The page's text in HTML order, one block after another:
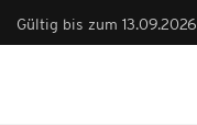
Gültig bis zum 13.09.2026